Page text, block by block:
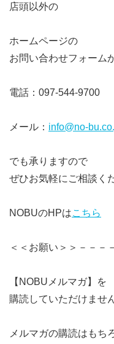
店頭以外の
ホームページの
お問い合わせフォーム
電話：097-544-9700
メール： info@no-
でも承りますので
ぜひお気軽にご相談く
NOBUのHPはこちら
＜＜お願い＞＞－－－
【NOBUメルマガ】を
購読していただけませ
メルマガの購読はもち